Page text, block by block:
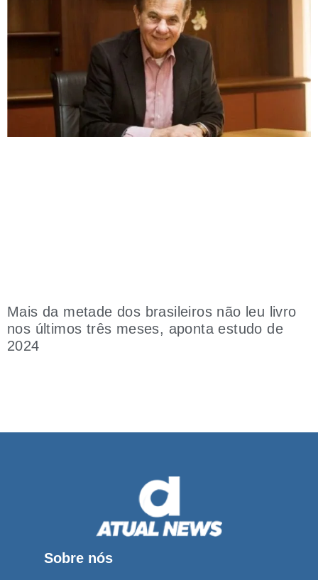
Mais da metade dos brasileiros não leu livro
nos últimos três meses, aponta estudo de
2024
Sobre nós